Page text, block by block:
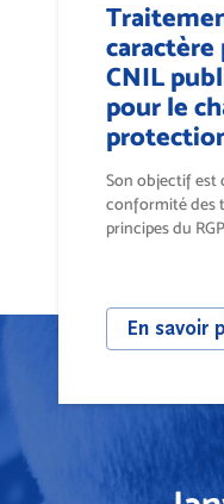
caractère
CNIL
pour le
Son objectif est
conformité des
principes du
En savoir